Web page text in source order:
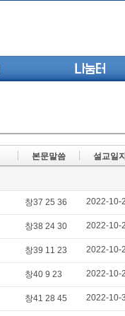
나눔터
본문말씀 설교일
창37 25 36 2022-10-
창38 24 30 2022-10-
창39 11 23 2022-10-
창40 9 23 2022-10-
창41 28 45 2022-10-